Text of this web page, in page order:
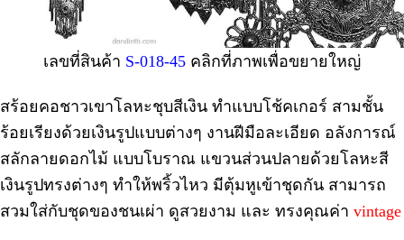
เลขที่สินค้า S-018-45 คลิกที่ภาพเพื่อขยายใหญ่
สร้อยคอชาวเขาโลหะชุบสีเงิน ทำแบบโช้คเกอร์ สามชั้น
ร้อยเรียงด้วยเงินรูปแบบต่างๆ งานฝีมือละเอียด อลังการณ์
สลักลายดอกไม้ แบบโบราณ แขวนส่วนปลายด้วยโลหะสี
เงินรูปทรงต่างๆ ทำให้พริ้วไหว มีตุ้มหูเข้าชุดกัน สามารถ
สวมใส่กับชุดของชนเผ่า ดูสวยงาม และ ทรงคุณค่า vintage